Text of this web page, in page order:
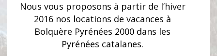
Nous vous proposons à partir de l’hiver
2016 nos locations de vacances à
Bolquère Pyrénées 2000 dans les
Pyrénées catalanes.